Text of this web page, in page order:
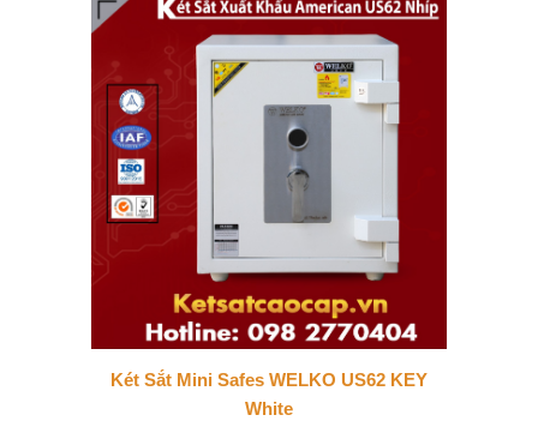
Két Sắt Mini Safes WELKO US62 KEY
White